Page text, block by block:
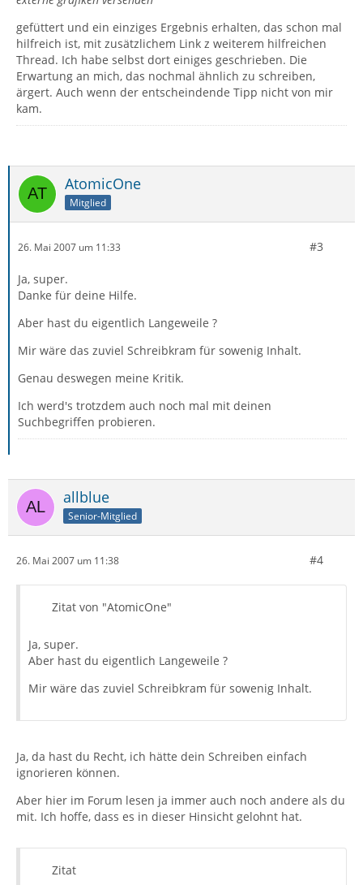
gefüttert und ein einziges Ergebnis erhalten, das schon mal
hilfreich ist, mit zusätzlichem Link z weiterem hilfreichen
Thread. Ich habe selbst dort einiges geschrieben. Die
Erwartung an mich, das nochmal ähnlich zu schreiben,
ärgert. Auch wenn der entscheindende Tipp nicht von mir
kam.
AtomicOne
Mitglied
26. Mai 2007 um 11:33 #3
Ja, super.
Danke für deine Hilfe.
Aber hast du eigentlich Langeweile ?
Mir wäre das zuviel Schreibkram für sowenig Inhalt.
Genau deswegen meine Kritik.
Ich werd's trotzdem auch noch mal mit deinen
Suchbegriffen probieren.
allblue
Senior-Mitglied
26. Mai 2007 um 11:38 #4
Zitat von "AtomicOne"
Ja, super.
Aber hast du eigentlich Langeweile ?
Mir wäre das zuviel Schreibkram für sowenig Inhalt.
Ja, da hast du Recht, ich hätte dein Schreiben einfach
ignorieren können.
Aber hier im Forum lesen ja immer auch noch andere als du
mit. Ich hoffe, dass es in dieser Hinsicht gelohnt hat.
Zitat